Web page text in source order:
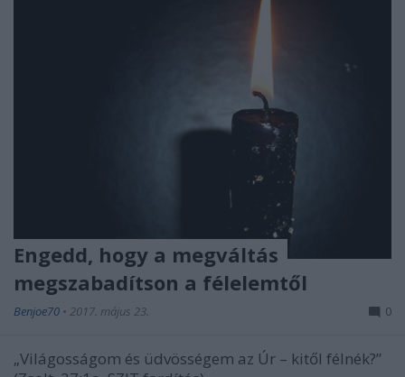
Engedd, hogy a megváltás
megszabadítson a félelemtől
Benjoe70 • 2017. május 23. 0
„Világosságom és üdvösségem az Úr – kitől félnék?”